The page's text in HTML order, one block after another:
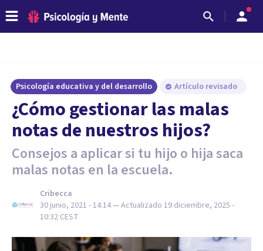
Psicología educativa y del desarrollo Artículo revisado
¿Cómo gestionar las malas
notas de nuestros hijos?
Consejos a aplicar si tu hijo o hija saca
malas notas en la escuela.
Cribecca
30 junio, 2021 - 14:14— Actualizado 19 diciembre, 2025 -
10:32 CEST